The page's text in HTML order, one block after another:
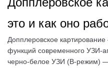
это и как оно
Допплеровское
функций современного УЗИ-
черно-белое УЗИ (B-режим) —